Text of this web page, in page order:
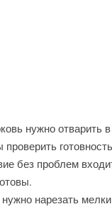
нужно отварить
без проблем
нарезать